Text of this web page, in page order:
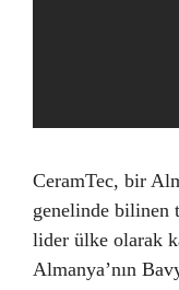
CeramTec, bir
genelinde bilinen
lider ülke olarak
Almanya’nın